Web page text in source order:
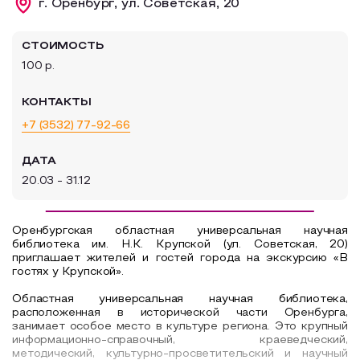
Аттестованные экскурсоводы
Все маршруты
Доступная среда
г. Оренбург, ул. Советская, 20
СТОИМОСТЬ
100 р.
КОНТАКТЫ
+7 (3532) 77-92-66
ДАТА
20.03 - 31.12
Оренбургская областная универсальная научная
библиотека им. Н.К. Крупской (ул. Советская, 20)
приглашает жителей и гостей города на экскурсию «В
гостях у Крупской».
Областная универсальная научная библиотека,
расположенная в исторической части Оренбурга,
занимает особое место в культуре региона. Это крупный
информационно-справочный, краеведческий,
методический, культурно-просветительский и научный